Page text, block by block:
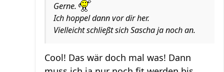
Gerne.
Ich hoppel dann vor dir her.
Vielleicht schließt sich Sascha ja noch an.
Cool! Das wär doch mal was! Dann